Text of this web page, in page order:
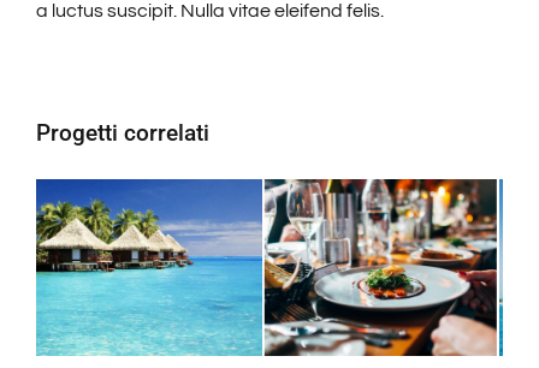
a luctus suscipit. Nulla vitae eleifend felis.
Progetti correlati